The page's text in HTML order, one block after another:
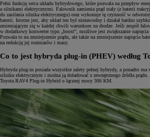
Pełni funkcję serca układu hybrydowego, które pozwala na przepływ
a silnikami elektrycznymi. Falownik zamienia prąd stały (z baterii
do zasilania silnika elektrycznego) oraz wykonuje tę czynność w
baterii. Istotne jest, aby układ ten był niezawodny i działał bardzo
zmieniającym się w każdej chwili warunkom na drodze. Jeśli zespół
w dodatkowy konwerter typu „boost”, możliwe jest zwiększanie napięcia
Pozwala to na zmniejszenie prądu, ale także na zmniejszenie napięcia
na redukcję jej rozmiarów i masy.
Co to jest hybryda plug-in (PHEV) według
Hybryda plug-in posiada wszystkie zalety pełnej hybrydy, a ponadto ma
silniku elektrycznym i można ją doładować z zewnętrznego źródła
Toyota RAV4 Plug-in Hybrid o łącznej mocy 306 KM.